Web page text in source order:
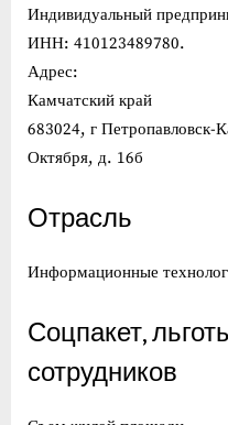
Индивидуальный
ИНН: 410123489780.
Адрес:
Камчатский край
683024, г Петропавловск-
Октября, д. 16б
Отрасль
Информационные
Соцпакет,
сотрудников